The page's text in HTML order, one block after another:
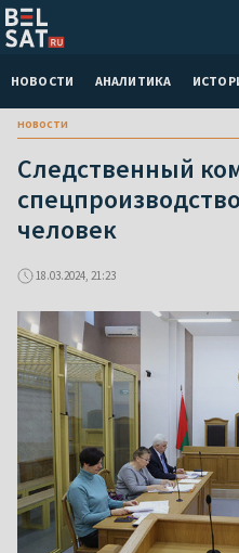
НОВОСТИ АНАЛИТИКА
новости
Следственный
человек
18.03.2024, 21:23